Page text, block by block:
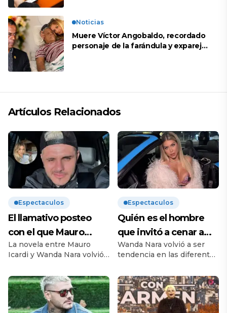
Noticias
Muere Víctor Angobaldo, recordado
personaje de la farándula y expareja
Artículos Relacionados
Espectaculos
El llamativo posteo
con el que Mauro
Icardi se burló de
Wanda Nara tras la
audiencia de divorcio
La novela entre Mauro
Icardi y Wanda Nara volvió
que fue la audiencia de
divorcio que los tuvo frente
a frente en Italia después
de mucho tiempo que no
Espectaculos
Quién es el hombre
que invitó a cenar a
Wanda Nara tras la
dura audiencia con
Mauro Icardi
Wanda Nara volvió a ser
tendencia en las diferentes
principal en los diferentes
programas de espectáculo.
Es que la conductora de
Telefe no pasó para nada